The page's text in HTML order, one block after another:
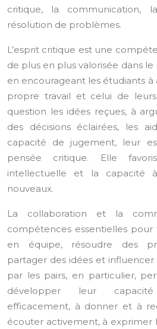
critique, la communication,
résolution de problèmes.
L’esprit critique est une
de plus en plus valorisée dans le
en encourageant les étudiants à
propre travail et celui de
question les idées reçues, à
des décisions éclairées, les
capacité de jugement, leur
pensée critique. Elle
intellectuelle et la capacité
nouveaux.
La collaboration et la
compétences essentielles
en équipe, résoudre des
partager des idées et influencer
par les pairs, en particulier,
développer leur
efficacement, à donner et à
écouter activement, à exprimer